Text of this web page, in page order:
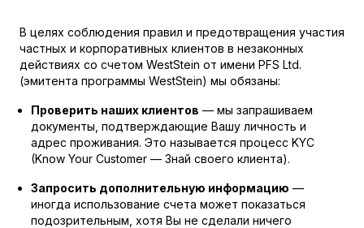
В целях соблюдения правил и предотвращения участия
частных и корпоративных клиентов в незаконных
действиях со счетом WestStein от имени PFS Ltd.
(эмитента программы WestStein) мы обязаны:
Проверить наших клиентов — мы запрашиваем
документы, подтверждающие Вашу личность и
адрес проживания. Это называется процесс KYC
(Know Your Customer — Знай своего клиента).
Запросить дополнительную информацию —
иногда использование счета может показаться
подозрительным, хотя Вы не сделали ничего